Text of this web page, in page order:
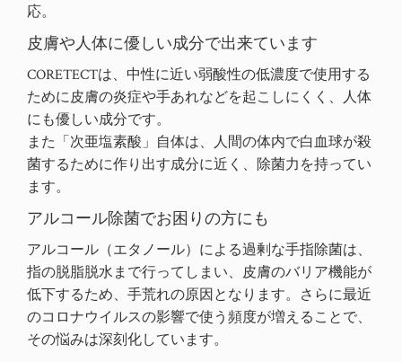
応。
皮膚や人体に優しい成分で出来ています
CORETECTは、中性に近い弱酸性の低濃度で使用する
ために皮膚の炎症や手あれなどを起こしにくく、人体
にも優しい成分です。
また「次亜塩素酸」自体は、人間の体内で白血球が殺
菌するために作り出す成分に近く、除菌力を持ってい
ます。
アルコール除菌でお困りの方にも
アルコール（エタノール）による過剰な手指除菌は、
指の脱脂脱水まで行ってしまい、皮膚のバリア機能が
低下するため、手荒れの原因となります。さらに最近
のコロナウイルスの影響で使う頻度が増えることで、
その悩みは深刻化しています。